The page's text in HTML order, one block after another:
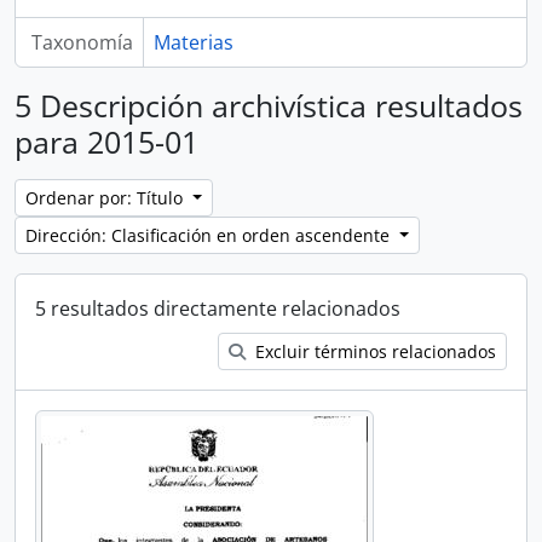
Taxonomía Materias
5 Descripción archivística resultados
para 2015-01
Ordenar por: Título
Dirección: Clasificación en orden ascendente
5 resultados directamente relacionados
Excluir términos relacionados